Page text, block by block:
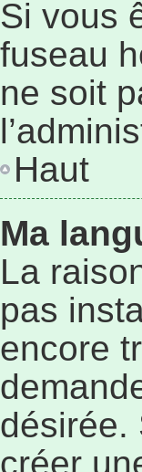
Si vous
fuseau
ne soit
Haut
Ma
La
pas
encore
désirée.
créer